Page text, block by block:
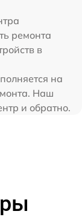
ремонта
в
на
Наш
и обратно.